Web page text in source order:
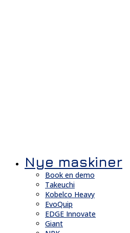
Nye maskiner
Book en demo
Takeuchi
Kobelco Heavy
EvoQuip
EDGE Innovate
Giant